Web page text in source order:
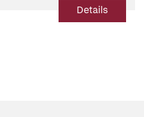
Details